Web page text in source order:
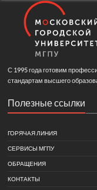
С 1995 года готовим
стандартам высшего
Полезные ссылки
ГОРЯЧАЯ ЛИНИЯ
СЕРВИСЫ МГПУ
ОБРАЩЕНИЯ
КОНТАКТЫ